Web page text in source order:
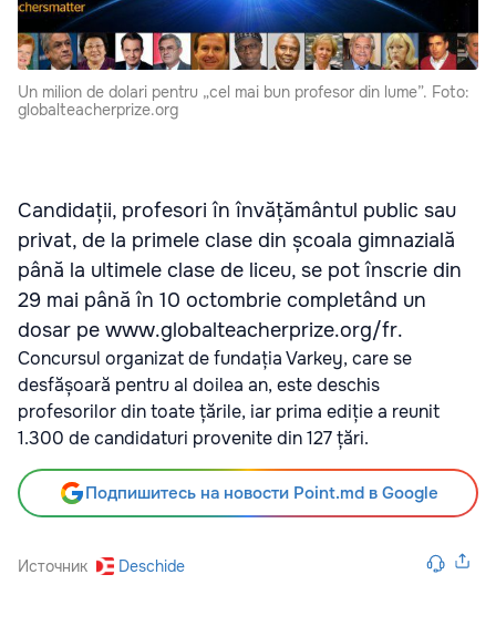
Un milion de dolari pentru „cel mai bun profesor din lume”. Foto:
globalteacherprize.org
Candidații, profesori în învățământul public sau
privat, de la primele clase din școala gimnazială
până la ultimele clase de liceu, se pot înscrie din
29 mai până în 10 octombrie completând un
dosar pe www.globalteacherprize.org/fr.
Concursul organizat de fundația Varkey, care se
desfășoară pentru al doilea an, este deschis
profesorilor din toate țările, iar prima ediție a reunit
1.300 de candidaturi provenite din 127 țări.
Подпишитесь на новости Point.md в Google
Источник Deschide